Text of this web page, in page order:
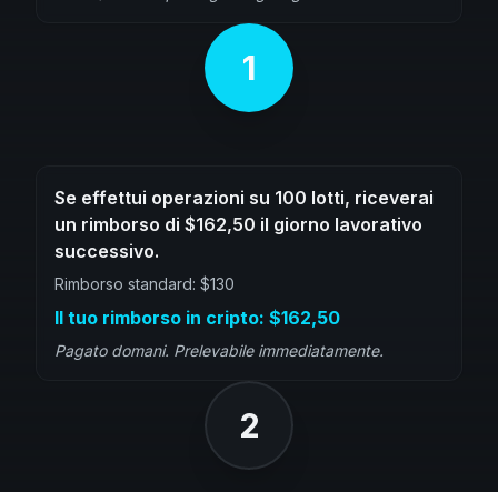
1
Se effettui operazioni su 100 lotti, riceverai
un rimborso di $162,50 il giorno lavorativo
successivo.
Rimborso standard: $130
Il tuo rimborso in cripto: $162,50
Pagato domani. Prelevabile immediatamente.
2